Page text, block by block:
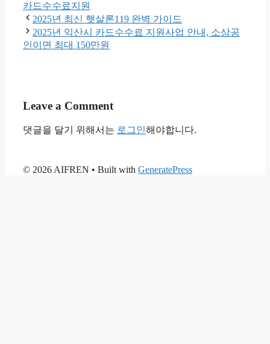
카드수수료지원
2025년 최신 햇살론119 완벽 가이드
2025년 익산시 카드수수료 지원사업 안내, 소상공
인이면 최대 150만원
Leave a Comment
댓글을 달기 위해서는 로그인해야합니다.
© 2026 AIFREN • Built with GeneratePress